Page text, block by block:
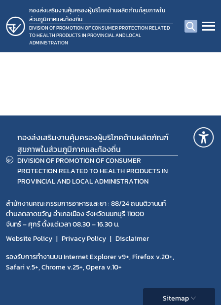
กองส่งเสริมงานคุ้มครองผู้บริโภคด้านผลิตภัณฑ์สุขภาพใน
ส่วนภูมิภาคและท้องถิ่น
DIVISION OF PROMOTION OF CONSUMER PROTECTION RELATED
TO HEALTH PRODUCTS IN PROVINCIAL AND LOCAL
ADMINISTRATION
กองส่งเสริมงานคุ้มครองผู้บริโภคด้านผลิตภัณฑ์
สุขภาพในส่วนภูมิภาคและท้องถิ่น
DIVISION OF PROMOTION OF CONSUMER
PROTECTION RELATED TO HEALTH PRODUCTS IN
PROVINCIAL AND LOCAL ADMINISTRATION
สำนักงานคณะกรรมการอาหารและยา : 88/24 ถนนติวานนท์
ตำบลตลาดขวัญ อำเภอเมือง จังหวัดนนทบุรี 11000
จันทร์ – ศุกร์ ตั้งแต่เวลา 08.30 – 16.30 น.
Website Policy
Privacy Policy
Disclaimer
รองรับการทำงานบน Internet Explorer v9+, Firefox v.20+,
Safari v.5+, Chrome v.25+, Opera v.10+
Sitemap
Subscribe
เลือกหัวข้อที่ท่านต้องการ Subscribe
covid
พรบ